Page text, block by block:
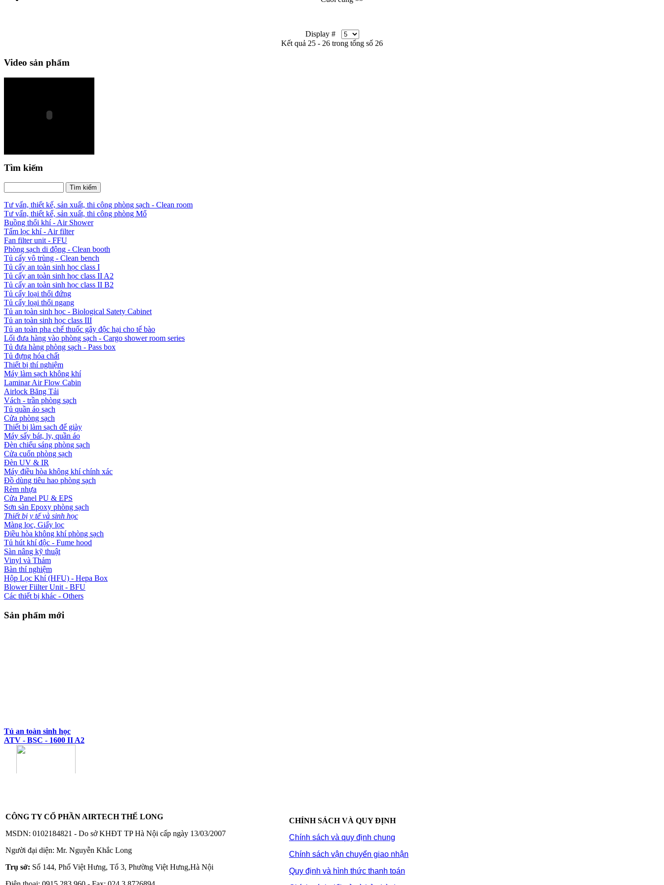
Display #
Kết quả 25 - 26 trong tổng số 26
Video sản phẩm
Tìm kiếm
Tư vấn, thiết kế, sản xuất, thi công phòng sạch - Clean room
Tư vấn, thiết kế, sản xuất, thi công phòng Mổ
Buồng thổi khí - Air Shower
Tấm lọc khí - Air filter
Fan filter unit - FFU
Phòng sạch di động - Clean booth
Tủ cấy vô trùng - Clean bench
Tủ cấy an toàn sinh học class I
Tủ cấy an toàn sinh học class II A2
Tủ cấy an toàn sinh học class II B2
Tủ cấy loại thổi đứng
Tủ cấy loại thổi ngang
Tủ an toàn sinh học - Biological Satety Cabinet
Tủ an toàn sinh học class III
Tủ an toàn pha chế thuốc gây độc hại cho tế bào
Lối đưa hàng vào phòng sạch - Cargo shower room series
Tủ đưa hàng phòng sạch - Pass box
Tủ đựng hóa chất
Thiết bị thí nghiệm
Máy làm sạch không khí
Laminar Air Flow Cabin
Airlock Băng Tải
Vách - trần phòng sạch
Tủ quần áo sạch
Cửa phòng sạch
Thiết bị làm sạch đế giày
Máy sấy bát, ly, quần áo
Đèn chiếu sáng phòng sạch
Cửa cuốn phòng sạch
Đèn UV & IR
Máy điều hòa không khí chính xác
Đồ dùng tiêu hao phòng sạch
Rèm nhựa
Cửa Panel PU & EPS
Sơn sàn Epoxy phòng sạch
Thiết bị y tế và sinh học
Màng lọc, Giấy lọc
Điều hòa không khí phòng sạch
Tủ hút khí độc - Fume hood
Sàn nâng kỹ thuật
Vinyl và Thảm
Bàn thí nghiệm
Hộp Lọc Khí (HFU) - Hepa Box
Blower Fiilter Unit - BFU
Các thiết bị khác - Others
Sản phẩm mới
Tủ an toàn sinh học
ATV - BSC - 1600 II A2
Tủ an toàn sinh học
ATV - BSC - 1300 II A2
CÔNG TY CỔ PHẦN AIRTECH THẾ LONG
MSDN: 0102184821 - Do sở KHĐT TP Hà Nội cấp ngày 13/03/2007
Người đại diện: Mr. Nguyễn Khắc Long
Trụ sở: Số 144, Phố Việt Hưng, Tổ 3, Phường Việt Hưng,Hà Nội
CHÍNH SÁCH VÀ QUY ĐỊNH
Chính sách và quy định chung
Chính sách vận chuyển giao nhận
Quy định và hình thức thanh toán